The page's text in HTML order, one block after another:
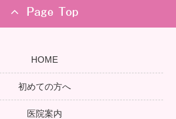
HOME
初めての方へ
医院案内